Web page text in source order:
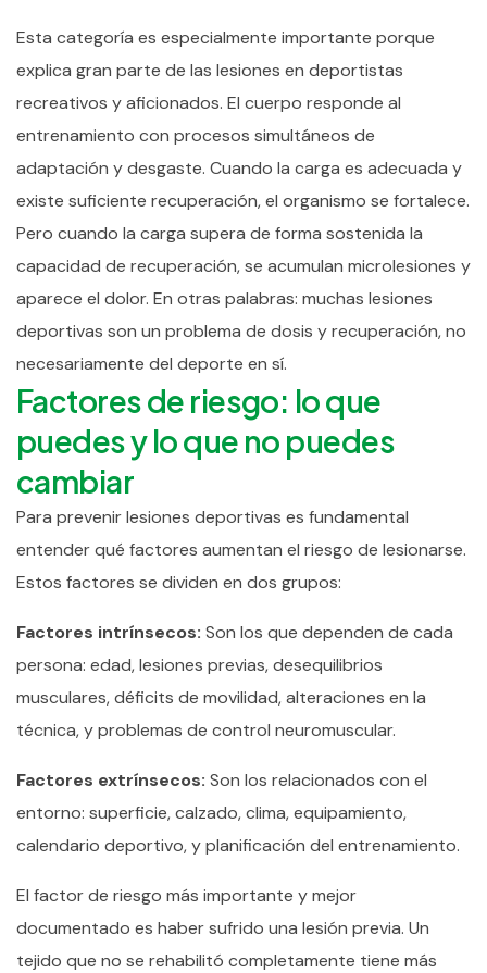
Esta categoría es especialmente importante porque
explica gran parte de las lesiones en deportistas
recreativos y aficionados. El cuerpo responde al
entrenamiento con procesos simultáneos de
adaptación y desgaste. Cuando la carga es adecuada y
existe suficiente recuperación, el organismo se fortalece.
Pero cuando la carga supera de forma sostenida la
capacidad de recuperación, se acumulan microlesiones y
aparece el dolor. En otras palabras: muchas lesiones
deportivas son un problema de dosis y recuperación, no
necesariamente del deporte en sí.
Factores de riesgo: lo que
puedes y lo que no puedes
cambiar
Para prevenir lesiones deportivas es fundamental
entender qué factores aumentan el riesgo de lesionarse.
Estos factores se dividen en dos grupos:
Factores intrínsecos: Son los que dependen de cada
persona: edad, lesiones previas, desequilibrios
musculares, déficits de movilidad, alteraciones en la
técnica, y problemas de control neuromuscular.
Factores extrínsecos: Son los relacionados con el
entorno: superficie, calzado, clima, equipamiento,
calendario deportivo, y planificación del entrenamiento.
El factor de riesgo más importante y mejor
documentado es haber sufrido una lesión previa. Un
tejido que no se rehabilitó completamente tiene más